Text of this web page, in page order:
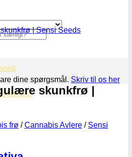
dine spørgsmål. Skriv til os her
skunkfrø |
frø / Cannabis Avlere / Sensi